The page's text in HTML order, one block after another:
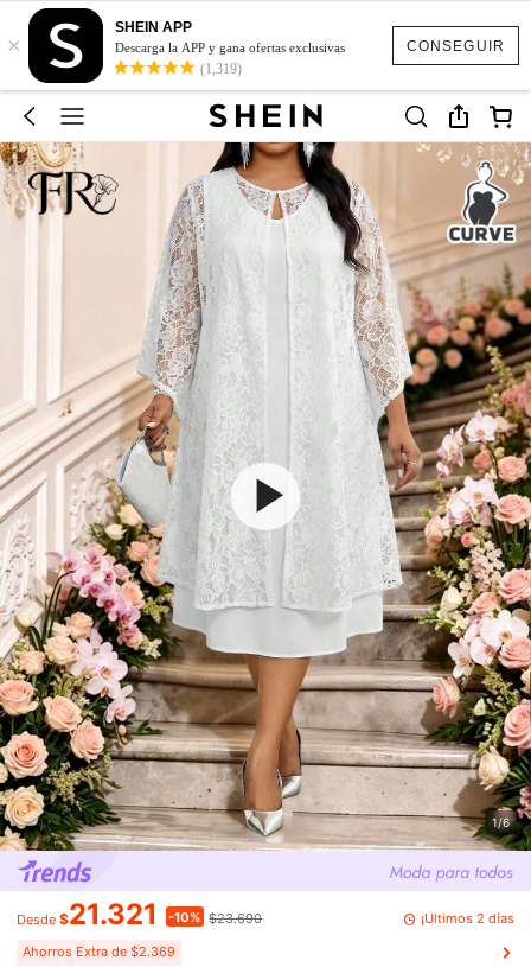
CONSEGUIR
×
SHEIN APP
Descarga la APP y gana ofertas exclusivas
(1,319)
1/6
Desde $21.321 -10% $23.690 ¡Últimos 2 días
Ahorros Extra de $2.369